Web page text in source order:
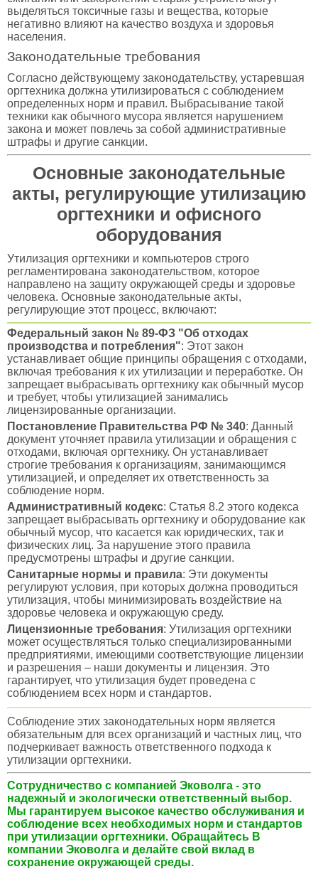
выделяться токсичные газы и вещества, которые
негативно влияют на качество воздуха и здоровья
населения.
Законодательные требования
Согласно действующему законодательству, устаревшая
оргтехника должна утилизироваться с соблюдением
определенных норм и правил. Выбрасывание такой
техники как обычного мусора является нарушением
закона и может повлечь за собой административные
штрафы и другие санкции.
Основные законодательные
акты, регулирующие утилизацию
оргтехники и офисного
оборудования
Утилизация оргтехники и компьютеров строго
регламентирована законодательством, которое
направлено на защиту окружающей среды и здоровье
человека. Основные законодательные акты,
регулирующие этот процесс, включают:
Федеральный закон № 89-ФЗ "Об отходах
производства и потребления": Этот закон
устанавливает общие принципы обращения с отходами,
включая требования к их утилизации и переработке. Он
запрещает выбрасывать оргтехнику как обычный мусор
и требует, чтобы утилизацией занимались
лицензированные организации.
Постановление Правительства РФ № 340: Данный
документ уточняет правила утилизации и обращения с
отходами, включая оргтехнику. Он устанавливает
строгие требования к организациям, занимающимся
утилизацией, и определяет их ответственность за
соблюдение норм.
Административный кодекс: Статья 8.2 этого кодекса
запрещает выбрасывать оргтехнику и оборудование как
обычный мусор, что касается как юридических, так и
физических лиц. За нарушение этого правила
предусмотрены штрафы и другие санкции.
Санитарные нормы и правила: Эти документы
регулируют условия, при которых должна проводиться
утилизация, чтобы минимизировать воздействие на
здоровье человека и окружающую среду.
Лицензионные требования: Утилизация оргтехники
может осуществляться только специализированными
предприятиями, имеющими соответствующие лицензии
и разрешения – наши документы и лицензия. Это
гарантирует, что утилизация будет проведена с
соблюдением всех норм и стандартов.
Соблюдение этих законодательных норм является
обязательным для всех организаций и частных лиц, что
подчеркивает важность ответственного подхода к
утилизации оргтехники.
Сотрудничество с компанией Эковолга - это
надежный и экологически ответственный выбор.
Мы гарантируем высокое качество обслуживания и
соблюдение всех необходимых норм и стандартов
при утилизации оргтехники. Обращайтесь В
компании Эковолга и делайте свой вклад в
сохранение окружающей среды.